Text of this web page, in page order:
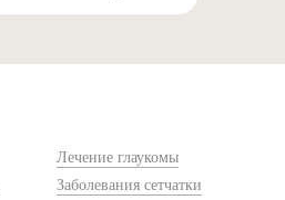
Лечение глаукомы
Заболевания сетчатки